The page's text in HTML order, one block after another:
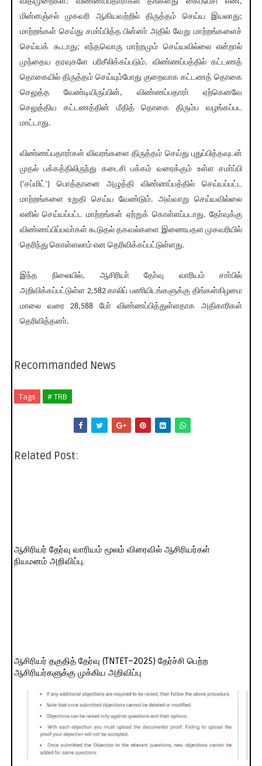
மின்னஞ்சல் முகவரி ஆகியவற்றில் திருத்தம் செய்ய இயலாது;
மாற்றங்கள் செய்து சமா்ப்பித்த பின்னா் அதில் வேறு மாற்றங்களைச்
செய்யக் கூடாது; எந்தவொரு மாற்றமும் செய்யவில்லை என்றால்
முந்தைய தரவுகளே பரிசீலிக்கப்படும். விண்ணப்பத்தில் கட்டணத்
தொகையில் திருத்தம் செய்யும்போது குறைவாக கட்டணத் தொகை
செலுத்த வேண்டியிருப்பின், விண்ணப்பதாரா் ஏற்கெனவே
செலுத்திய கட்டணத்தின் மீதித் தொகை திரும்ப வழங்கப்பட
மாட்டாது.
விண்ணப்பதாரா்கள் விவரங்களை திருத்தம் செய்து புதுப்பித்தவுடன்
முதல் பக்கத்திலிருந்து கடைசி பக்கம் வரைக்கும் உள்ள சமா்ப்பி
(‘சப்மிட்’) பொத்தானை அழுத்தி விண்ணப்பத்தில் செய்யப்பட்ட
மாற்றங்களை உறுதி செய்ய வேண்டும். அவ்வாறு செய்யவில்லை
எனில் செய்யப்பட்ட மாற்றங்கள் ஏற்றுக் கொள்ளப்படாது. தோ்வுக்கு
விண்ணப்பிப்பவா்கள் கூடுதல் தகவல்களை இணையதள முகவரியில்
தெரிந்து கொள்ளலாம் என தெரிவிக்கப்பட்டுள்ளது.
இந்த நிலையில், ஆசிரியா் தோ்வு வாரியம் சாா்பில்
அறிவிக்கப்பட்டுள்ள 2,582 காலிப் பணியிடங்களுக்கு திங்கள்கிழமை
மாலை வரை 28,588 போ் விண்ணப்பித்துள்ளதாக அதிகாரிகள்
தெரிவித்தனா்.
Recommanded News
Tags # TRB
Related Post:
ஆசிரியர் தேர்வு வாரியம் மூலம் விரைவில் ஆசிரியர்கள்
நியமனம் அறிவிப்பு.
ஆசிரியர் தகுதித் தேர்வு (TNTET–2025) தேர்ச்சி பெற்ற
ஆசிரியர்களுக்கு முக்கிய அறிவிப்பு